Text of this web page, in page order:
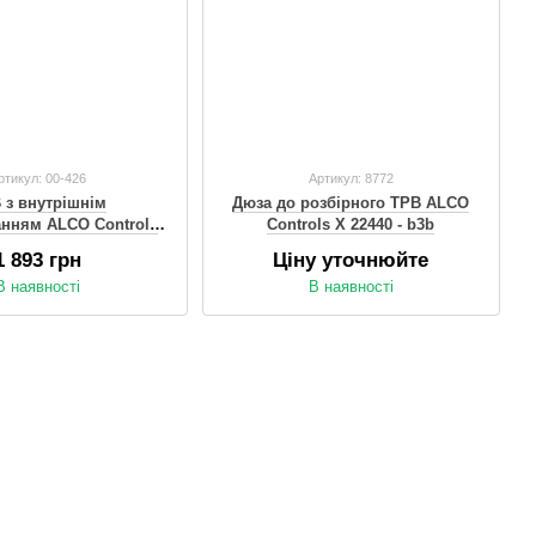
00-426
внутрішнім
ALCO Controls
893 грн
наявності
Артикул: 8772
Дюза до розбірного ТРВ ALCO
Controls X 22440 - b3b
Ціну уточнюйте
В наявності